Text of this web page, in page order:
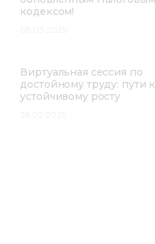
кодексом!
Виртуальная сессия по
достойному труду: пути к
устойчивому росту